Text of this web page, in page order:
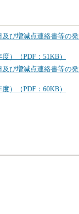
び増減点連絡書等の
）（PDF：51KB）
び増減点連絡書等の発
）（PDF：60KB）